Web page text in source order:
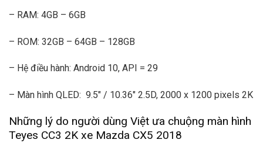
– RAM: 4GB – 6GB
– ROM: 32GB – 64GB – 128GB
– Hệ điều hành: Android 10, API = 29
– Màn hình QLED: 9.5″ / 10.36″ 2.5D, 2000 x 1200 pixels 2K
Những lý do người dùng Việt ưa chuộng màn hình
Teyes CC3 2K xe Mazda CX5 2018